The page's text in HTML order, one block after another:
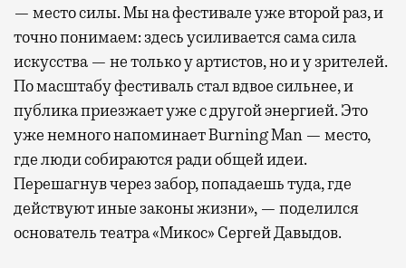
— место силы. Мы на фестивале уже второй раз, и
точно понимаем: здесь усиливается сама сила
искусства — не только у артистов, но и у зрителей.
По масштабу фестиваль стал вдвое сильнее, и
публика приезжает уже с другой энергией. Это
уже немного напоминает Burning Man — место,
где люди собираются ради общей идеи.
Перешагнув через забор, попадаешь туда, где
действуют иные законы жизни», — поделился
основатель театра «Микос» Сергей Давыдов.